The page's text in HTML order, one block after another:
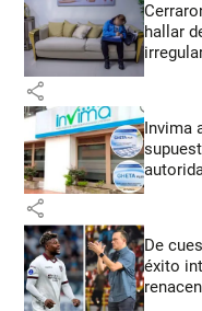
hallar
share
Invima
share
De
éxito